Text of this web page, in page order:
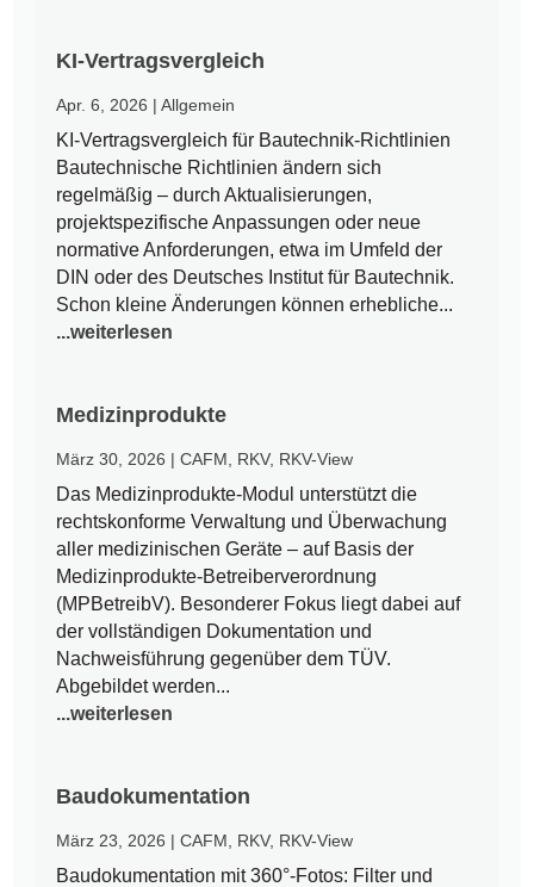
KI-Vertragsvergleich
Apr. 6, 2026 |Allgemein
KI-Vertragsvergleich für Bautechnik-Richtlinien
Bautechnische Richtlinien ändern sich
regelmäßig – durch Aktualisierungen,
projektspezifische Anpassungen oder neue
normative Anforderungen, etwa im Umfeld der
DIN oder des Deutsches Institut für Bautechnik.
Schon kleine Änderungen können erhebliche...
...weiterlesen
Medizinprodukte
März 30, 2026 |CAFM RKV, RKV-View
Das Medizinprodukte-Modul unterstützt die
rechtskonforme Verwaltung und Überwachung
aller medizinischen Geräte – auf Basis der
Medizinprodukte-Betreiberverordnung
(MPBetreibV). Besonderer Fokus liegt dabei auf
der vollständigen Dokumentation und
Nachweisführung gegenüber dem TÜV.
Abgebildet werden...
...weiterlesen
Baudokumentation
März 23, 2026 |CAFM RKV, RKV-View
Baudokumentation mit 360°-Fotos: Filter und